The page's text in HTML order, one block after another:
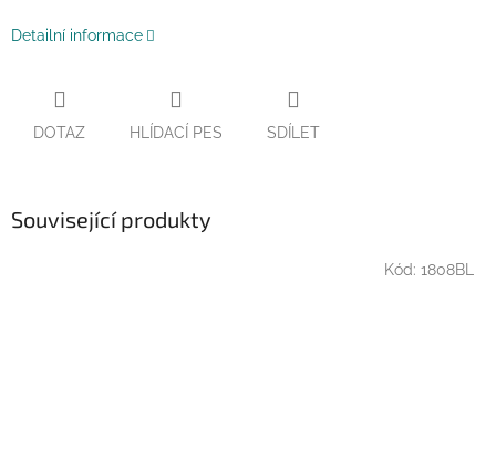
Detailní informace
DOTAZ HLÍDACÍ PES SDÍLET
Související produkty
Kód: 1808BL